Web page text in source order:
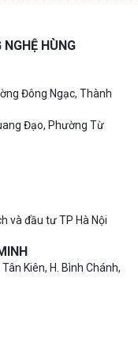
HÙNG
Đông Ngạc, Thành
Đạo, Phường Từ
và đầu tư TP Hà Nội
Kiên, H. Bình Chánh,